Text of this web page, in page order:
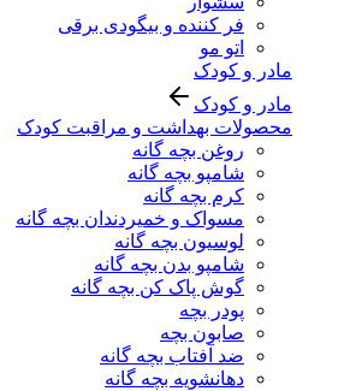
فر کننده و بیگودی برقی
اتو مو
مادر و کودک
مادر و کودک
محصولات بهداشت و مراقبت کودک
روغن بچه گانه
شامپو بچه گانه
کرم بچه گانه
مسواک و خمیردندان بچه گانه
لوسیون بچه گانه
شامپو بدن بچه گانه
گوش پاک کن بچه گانه
پودر بچه
صابون بچه
ضد آفتاب بچه گانه
دهانشویه بچه گانه